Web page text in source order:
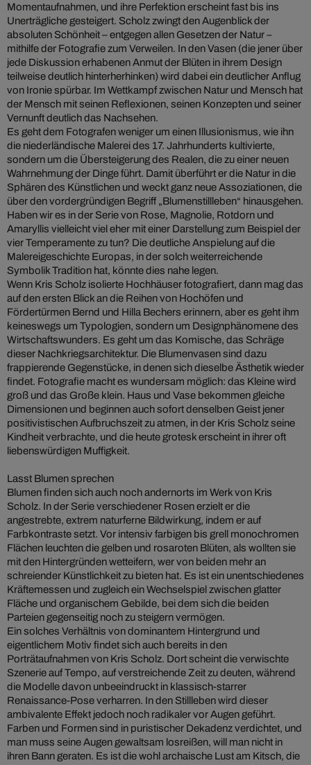
Momentaufnahmen, und ihre Perfektion erscheint fast bis ins
Unerträgliche gesteigert. Scholz zwingt den Augenblick der
absoluten Schönheit – entgegen allen Gesetzen der Natur –
mithilfe der Fotografie zum Verweilen. In den Vasen (die jener über
jede Diskussion erhabenen Anmut der Blüten in ihrem Design
teilweise deutlich hinterherhinken) wird dabei ein deutlicher Anflug
von Ironie spürbar. Im Wettkampf zwischen Natur und Mensch hat
der Mensch mit seinen Reflexionen, seinen Konzepten und seiner
Vernunft deutlich das Nachsehen.
Es geht dem Fotografen weniger um einen Illusionismus, wie ihn
die niederländische Malerei des 17. Jahrhunderts kultivierte,
sondern um die Übersteigerung des Realen, die zu einer neuen
Wahrnehmung der Dinge führt. Damit überführt er die Natur in die
Sphären des Künstlichen und weckt ganz neue Assoziationen, die
über den vordergründigen Begriff „Blumenstillleben“ hinausgehen.
Haben wir es in der Serie von Rose, Magnolie, Rotdorn und
Amaryllis vielleicht viel eher mit einer Darstellung zum Beispiel der
vier Temperamente zu tun? Die deutliche Anspielung auf die
Malereigeschichte Europas, in der solch weiterreichende
Symbolik Tradition hat, könnte dies nahe legen.
Wenn Kris Scholz isolierte Hochhäuser fotografiert, dann mag das
auf den ersten Blick an die Reihen von Hochöfen und
Fördertürmen Bernd und Hilla Bechers erinnern, aber es geht ihm
keineswegs um Typologien, sondern um Designphänomene des
Wirtschaftswunders. Es geht um das Komische, das Schräge
dieser Nachkriegsarchitektur. Die Blumenvasen sind dazu
frappierende Gegenstücke, in denen sich dieselbe Ästhetik wieder
findet. Fotografie macht es wundersam möglich: das Kleine wird
groß und das Große klein. Haus und Vase bekommen gleiche
Dimensionen und beginnen auch sofort denselben Geist jener
positivistischen Aufbruchszeit zu atmen, in der Kris Scholz seine
Kindheit verbrachte, und die heute grotesk erscheint in ihrer oft
liebenswürdigen Muffigkeit.
Lasst Blumen sprechen
Blumen finden sich auch noch andernorts im Werk von Kris
Scholz. In der Serie verschiedener Rosen erzielt er die
angestrebte, extrem naturferne Bildwirkung, indem er auf
Farbkontraste setzt. Vor intensiv farbigen bis grell monochromen
Flächen leuchten die gelben und rosaroten Blüten, als wollten sie
mit den Hintergründen wetteifern, wer von beiden mehr an
schreiender Künstlichkeit zu bieten hat. Es ist ein unentschiedenes
Kräftemessen und zugleich ein Wechselspiel zwischen glatter
Fläche und organischem Gebilde, bei dem sich die beiden
Parteien gegenseitig noch zu steigern vermögen.
Ein solches Verhältnis von dominantem Hintergrund und
eigentlichem Motiv findet sich auch bereits in den
Porträtaufnahmen von Kris Scholz. Dort scheint die verwischte
Szenerie auf Tempo, auf verstreichende Zeit zu deuten, während
die Modelle davon unbeeindruckt in klassisch-starrer
Renaissance-Pose verharren. In den Stillleben wird dieser
ambivalente Effekt jedoch noch radikaler vor Augen geführt.
Farben und Formen sind in puristischer Dekadenz verdichtet, und
man muss seine Augen gewaltsam losreißen, will man nicht in
ihren Bann geraten. Es ist die wohl archaische Lust am Kitsch, die